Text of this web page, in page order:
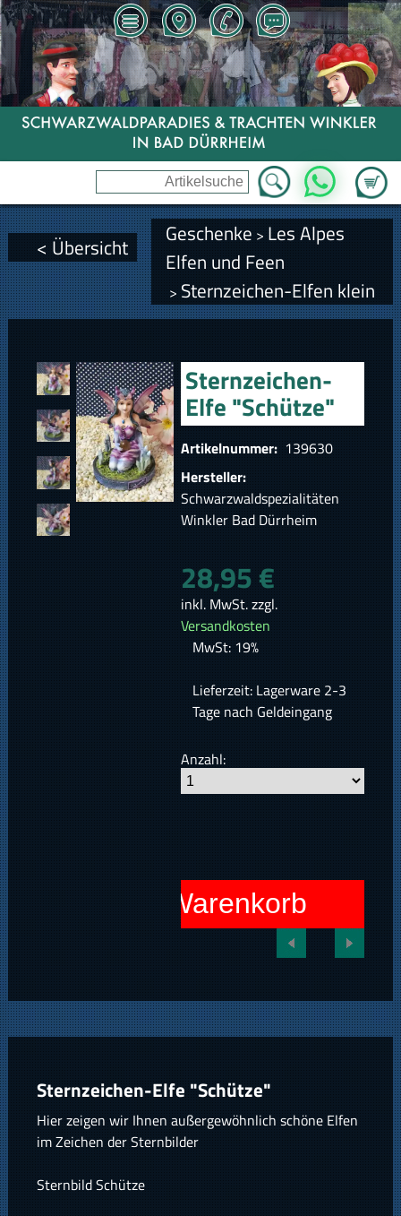
Zum
WhatsApp
< Übersicht Geschenke > Les Alpes
Elfen und Feen
> Sternzeichen-Elfen klein
Sternzeichen-
Elfe "Schütze"
Artikelnummer: 139630
Hersteller:
Schwarzwaldspezialitäten
Winkler Bad Dürrheim
28,95 €
inkl. MwSt. zzgl.
Versandkosten
MwSt: 19%
Lieferzeit: Lagerware 2-3
Tage nach Geldeingang
Anzahl:
In den Warenkorb
Sternzeichen-Elfe "Schütze"
Hier zeigen wir Ihnen außergewöhnlich schöne Elfen
im Zeichen der Sternbilder
Sternbild Schütze